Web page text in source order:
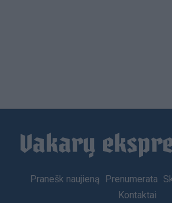
Footer
Pranešk naujieną Prenumerata
Kontaktai